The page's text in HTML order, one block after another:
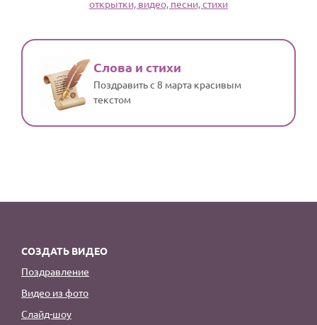
открытки, видео, песни, стихи
Слова и стихи
Поздравить с 8 марта красивым
текстом
СОЗДАТЬ ВИДЕО
Поздравление
Видео из фото
Слайд-шоу